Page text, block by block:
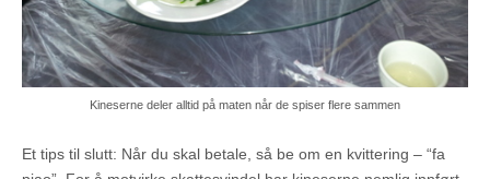
Kineserne deler alltid på maten når de spiser flere sammen
Et tips til slutt: Når du skal betale, så be om en kvittering – “fa